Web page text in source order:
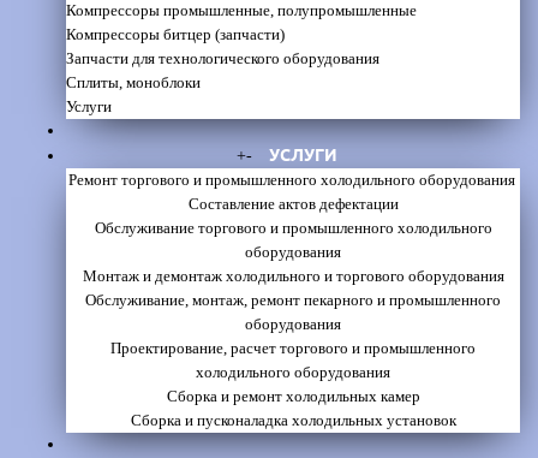
Компрессоры промышленные, полупромышленные
Компрессоры битцер (запчасти)
Запчасти для технологического оборудования
Сплиты, моноблоки
Услуги
+- УСЛУГИ
Ремонт торгового и промышленного холодильного оборудования
Составление актов дефектации
Обслуживание торгового и промышленного холодильного
оборудования
Монтаж и демонтаж холодильного и торгового оборудования
Обслуживание, монтаж, ремонт пекарного и промышленного
оборудования
Проектирование, расчет торгового и промышленного
холодильного оборудования
Сборка и ремонт холодильных камер
Сборка и пусконаладка холодильных установок